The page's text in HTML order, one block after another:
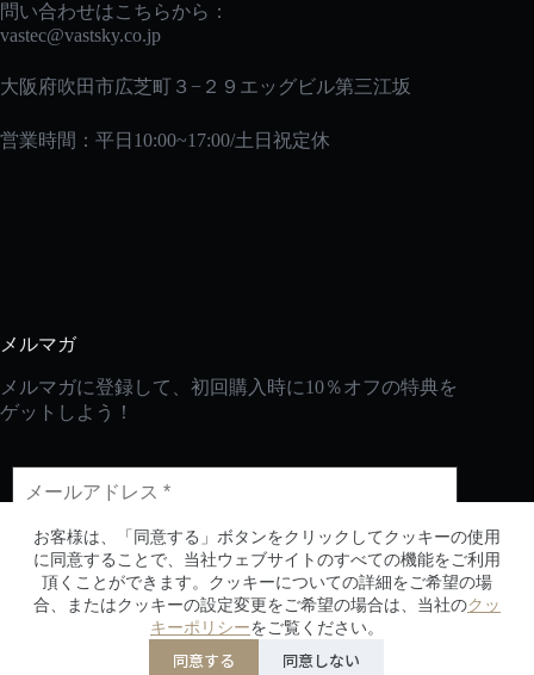
お客様は、「同意する」ボタンをクリックしてクッキーの使用
に同意することで、当社ウェブサイトのすべての機能をご利用
頂くことができます。クッキーについての詳細をご希望の場
合、またはクッキーの設定変更をご希望の場合は、当社のクッ
キーポリシーをご覧ください。
同意する 同意しない
問い合わせはこちらから：
vastec@vastsky.co.jp
大阪府吹田市広芝町３−２９エッグビル第三江坂
営業時間：平日10:00~17:00/土日祝定休
メルマガ
メルマガに登録して、初回購入時に10％オフの特典を
ゲットしよう！
CopyRight © 2026 - 2030生活の便利屋Every DAY